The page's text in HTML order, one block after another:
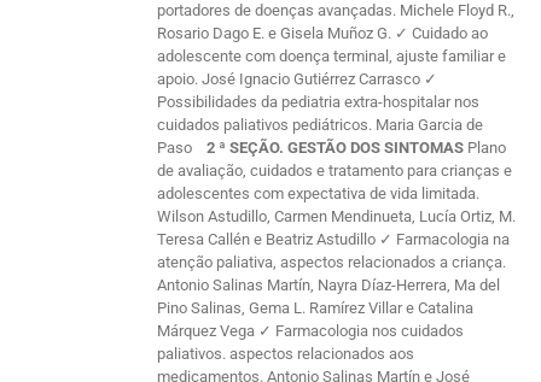
portadores de doenças avançadas. Michele Floyd R.,
Rosario Dago E. e Gisela Muñoz G. ✓ Cuidado ao
adolescente com doença terminal, ajuste familiar e
apoio. José Ignacio Gutiérrez Carrasco ✓
Possibilidades da pediatria extra-hospitalar nos
cuidados paliativos pediátricos. Maria Garcia de
Paso
2 ª SEÇÃO. GESTÃO DOS SINTOMAS Plano
de avaliação, cuidados e tratamento para crianças e
adolescentes com expectativa de vida limitada.
Wilson Astudillo, Carmen Mendinueta, Lucía Ortiz, M.
Teresa Callén e Beatriz Astudillo ✓ Farmacologia na
atenção paliativa, aspectos relacionados a criança.
Antonio Salinas Martín, Nayra Díaz-Herrera, Ma del
Pino Salinas, Gema L. Ramírez Villar e Catalina
Márquez Vega ✓ Farmacologia nos cuidados
paliativos. aspectos relacionados aos
medicamentos. Antonio Salinas Martín e José